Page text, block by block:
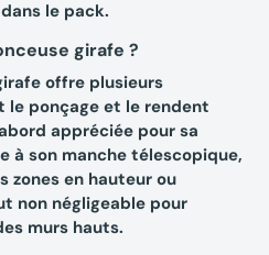
le pack.
girafe ?
offre plusieurs
le ponçage et le rendent
appréciée pour sa
à son manche télescopique,
en hauteur ou
non négligeable pour
murs hauts.